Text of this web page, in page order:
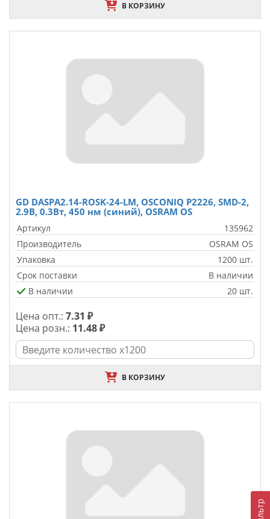
В КОРЗИНУ
GD DASPA2.14-ROSK-24-LM, OSCONIQ P2226, SMD-2,
2.9В, 0.3Вт, 450 нм (синий), OSRAM OS
Артикул
135962
Производитель
OSRAM OS
Упаковка
1200 шт.
Срок поставки
В наличии
В наличии
20 шт.
Цена опт.: 7.31 ₽
Цена розн.: 11.48 ₽
В КОРЗИНУ